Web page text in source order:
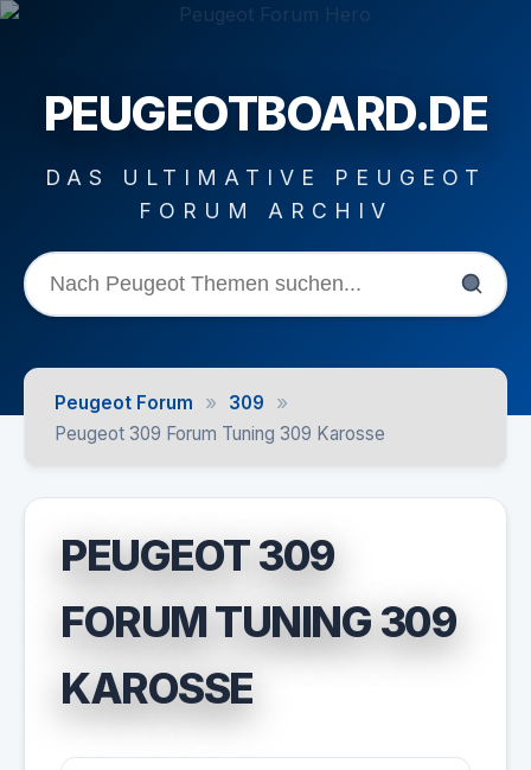
PEUGEOTBOARD.DE
DAS ULTIMATIVE PEUGEOT
FORUM ARCHIV
Peugeot Forum » 309 »
Peugeot 309 Forum Tuning 309 Karosse
PEUGEOT 309
FORUM TUNING 309
KAROSSE